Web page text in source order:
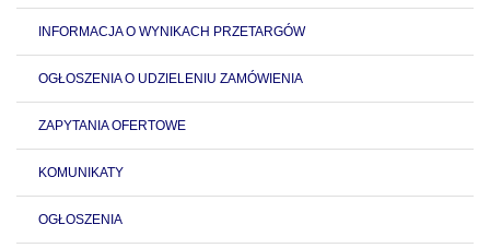
INFORMACJA O WYNIKACH PRZETARGÓW
OGŁOSZENIA O UDZIELENIU ZAMÓWIENIA
ZAPYTANIA OFERTOWE
KOMUNIKATY
OGŁOSZENIA